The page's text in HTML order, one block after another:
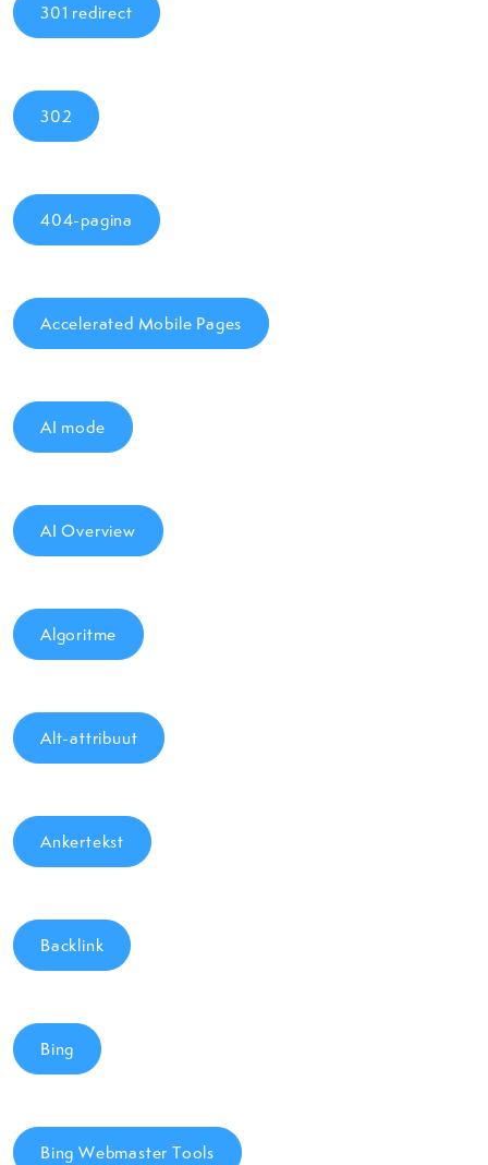
301 redirect
302
404-pagina
Accelerated Mobile Pages
AI mode
AI Overview
Algoritme
Alt-attribuut
Ankertekst
Backlink
Bing
Bing Webmaster Tools